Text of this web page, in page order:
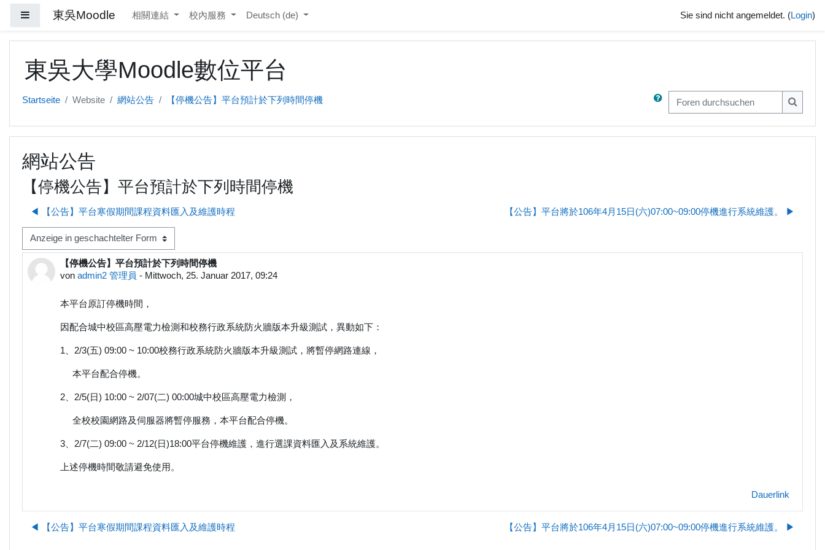
Website-Übersicht
東吳Moodle 相關連結 校內服務 Deutsch ‎(de)‎ Sie sind nicht angemeldet. ( Login)
東吳大學Moodle數位平台
Startseite Website 網站公告
【停機公告】平台預計於下列時間停機
Foren durchsuchen
Foren
網站公告
【停機公告】平台預計於下列時間停機
◀︎ 【公告】平台寒假期間課程資料匯入及維護時程 【公告】平台將於106年4月15日(六)07:00~09:00停機進行系統維護。 ▶︎
【停機公告】平台預計於下列時間停機
von admin2 管理員 - Mittwoch, 25. Januar 2017, 09:24
Anzahl Antworten: 0
本平台原訂停機時間，
因配合城中校區高壓電力檢測和校務行政系統防火牆版本升級測試，異動如下：
1、2/3(五) 09:00 ~ 10:00校務行政系統防火牆版本升級測試，將暫停網路連線，
本平台配合停機。
2、2/5(日) 10:00 ~ 2/07(二) 00:00城中校區高壓電力檢測，
全校校園網路及伺服器將暫停服務，本平台配合停機。
3、2/7(二) 09:00 ~ 2/12(日)18:00平台停機維護，進行選課資料匯入及系統維護。
上述停機時間敬請避免使用。
Dauerlink
◀︎ 【公告】平台寒假期間課程資料匯入及維護時程 【公告】平台將於106年4月15日(六)07:00~09:00停機進行系統維護。 ▶︎